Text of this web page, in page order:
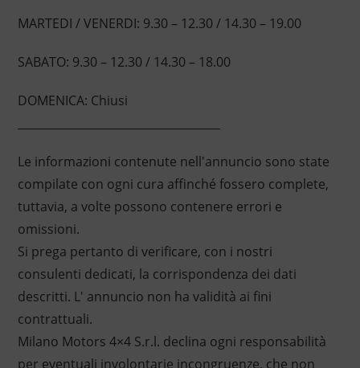
MARTEDI / VENERDI: 9.30 – 12.30 / 14.30 – 19.00
SABATO: 9.30 – 12.30 / 14.30 – 18.00
DOMENICA: Chiusi
Le informazioni contenute nell'annuncio sono state
compilate con ogni cura affinché fossero complete,
tuttavia, a volte possono contenere errori e
omissioni.
Si prega pertanto di verificare, con i nostri
consulenti dedicati, la corrispondenza dei dati
descritti. L' annuncio non ha validità ai fini
contrattuali.
Milano Motors 4×4 S.r.l. declina ogni responsabilità
per eventuali involontarie incongruenze, che non